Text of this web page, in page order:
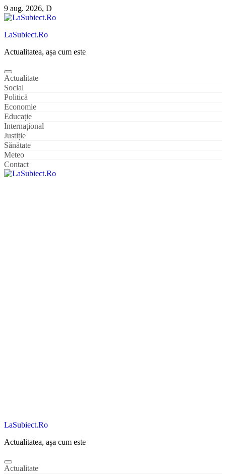
Sari
la
9 aug. 2026, D
LaSubiect.Ro
Actualitatea, așa cum este
Actualitate
Social
Politică
Economie
Educație
Internațional
Justiție
Sănătate
Meteo
Contact
LaSubiect.Ro
Actualitatea, așa cum este
Actualitate